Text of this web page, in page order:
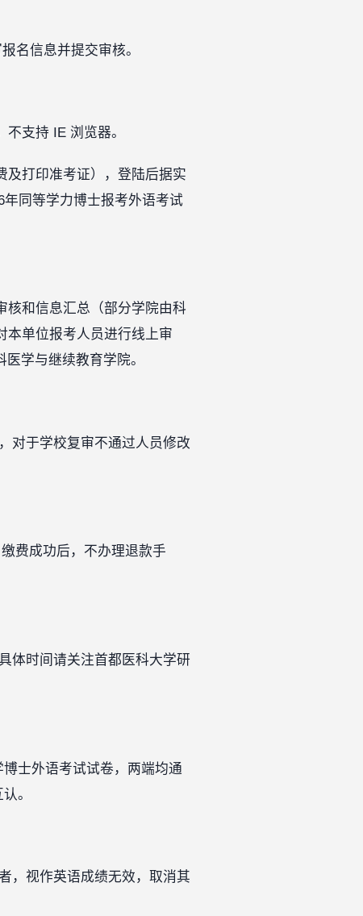
名信息并提交审核。
支持 IE 浏览器。
及打印准考证），登陆后据实
同等学力博士报考外语考试
核和信息汇总（部分学院由科
本单位报考人员进行线上审
学与继续教育学院。
对于学校复审不通过人员修改
费成功后，不办理退款手
体时间请关注首都医科大学研
士外语考试试卷，两端均通
。
，视作英语成绩无效，取消其